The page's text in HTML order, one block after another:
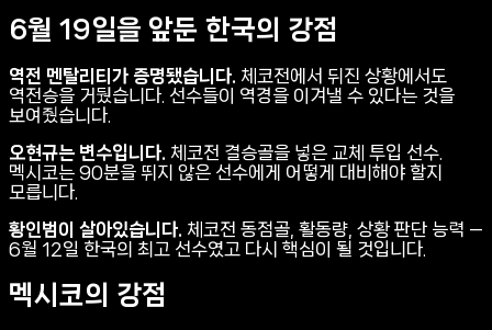
6월 19일을 앞둔 한국의 강점
역전 멘탈리티가 증명됐습니다. 체코전에서 뒤진 상황에서도
역전승을 거뒀습니다. 선수들이 역경을 이겨낼 수 있다는 것을
보여줬습니다.
오현규는 변수입니다. 체코전 결승골을 넣은 교체 투입 선수.
멕시코는 90분을 뛰지 않은 선수에게 어떻게 대비해야 할지
모릅니다.
황인범이 살아있습니다. 체코전 동점골, 활동량, 상황 판단 능력 —
6월 12일 한국의 최고 선수였고 다시 핵심이 될 것입니다.
멕시코의 강점